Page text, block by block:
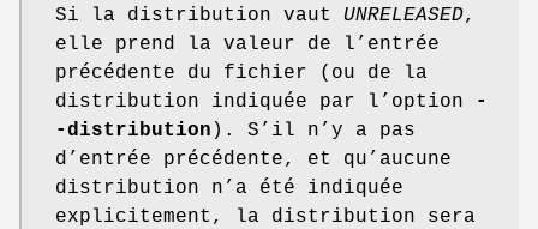
Si la distribution vaut UNRELEASED,
elle prend la valeur de l’entrée
précédente du fichier (ou de la
distribution indiquée par l’option
-
-distribution ). S’il n’y a pas
d’entrée précédente, et qu’aucune
distribution n’a été indiquée
explicitement, la distribution sera